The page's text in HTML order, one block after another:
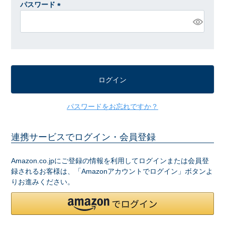
パスワード
ログイン
パスワードをお忘れですか？
連携サービスでログイン・会員登録
Amazon.co.jpにご登録の情報を利用してログインまたは会員登
録されるお客様は、「Amazonアカウントでログイン」ボタンよ
りお進みください。